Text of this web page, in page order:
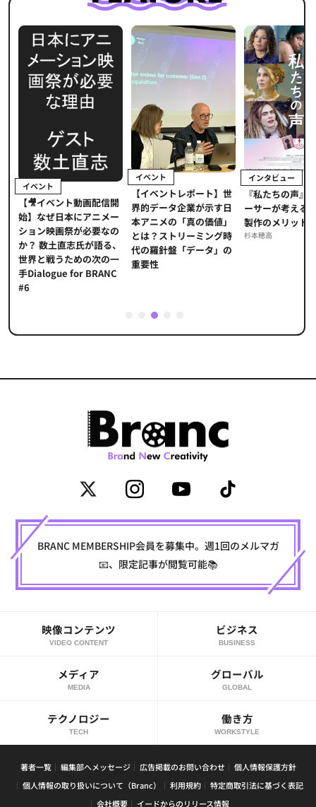
イベント
【🎥イベント動画配信開
始】なぜ日本にアニメー
ション映画祭が必要なの
か？ 数土直志氏が語る、
世界と戦うための次の一
手Dialogue for BRANC
#6
イベント
【イベントレポート】世
界的データ企業が示す日
本アニメの「真の価値」
とは？ストリーミング時
代の羅針盤「データ」の
重要性
インタビュー
『私たちの声』
ーサーが考える
製作のメリット
杉本穂高
3
BRANC MEMBERSHIP会員を募集中。週1回のメルマガ
📧、限定記事が閲覧可能📚
映像コンテンツ
VIDEO CONTENT
ビジネス
BUSINESS
メディア
MEDIA
グローバル
GLOBAL
テクノロジー
TECH
働き方
WORKSTYLE
著者一覧 編集部へメッセージ 広告掲載のお問い合わせ
個人情報保護方針
個人情報の取り扱いについて（Branc）
利用規約
特定商取引法に基づく表記
会社概要
イードからのリリース情報